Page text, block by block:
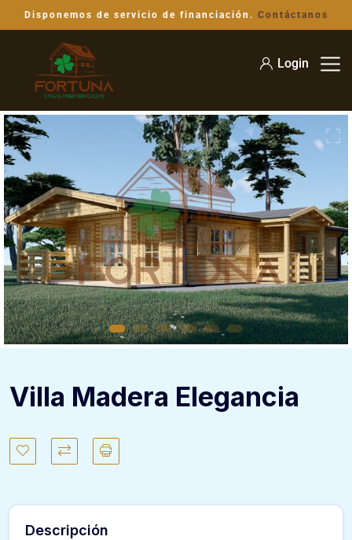
Disponemos de servicio de financiación. Contáctanos
Login
Villa Madera Elegancia
Descripción